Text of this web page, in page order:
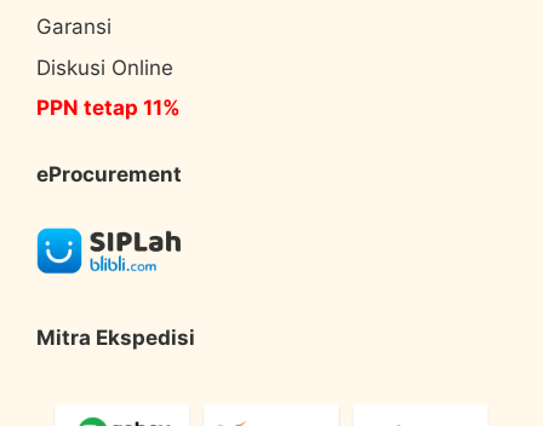
Garansi
Diskusi Online
PPN tetap 11%
eProcurement
Mitra Ekspedisi